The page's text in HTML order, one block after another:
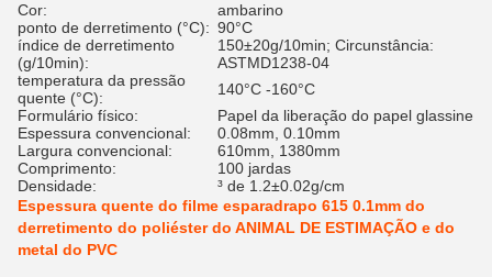
Cor:
ambarino
ponto de derretimento (°C): 90°C
índice de derretimento
(g/10min):
150±20g/10min; Circunstância:
ASTMD1238-04
temperatura da pressão
quente (°C):
140°C -160°C
Formulário físico:
Papel da liberação do papel glassine
Espessura convencional:
0.08mm, 0.10mm
Largura convencional:
610mm, 1380mm
Comprimento:
100 jardas
Densidade:
³ de 1.2±0.02g/cm
Espessura quente do filme esparadrapo 615 0.1mm do
derretimento do poliéster do ANIMAL DE ESTIMAÇÃO e do
metal do PVC